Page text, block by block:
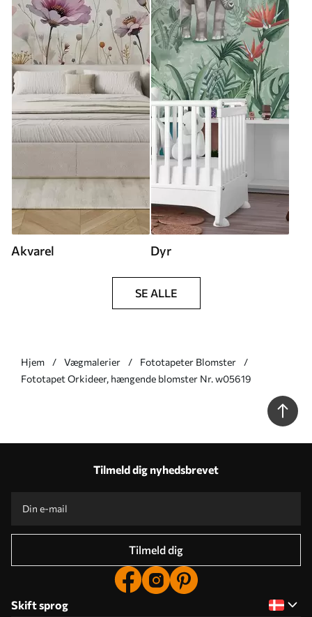
Akvarel Dyr
SE ALLE
Hjem Vægmalerier
Fototapeter Blomster
Fototapet Orkideer, hængende blomster Nr. w05619
Tilmeld dig nyhedsbrevet
Tilmeld dig
Skift sprog